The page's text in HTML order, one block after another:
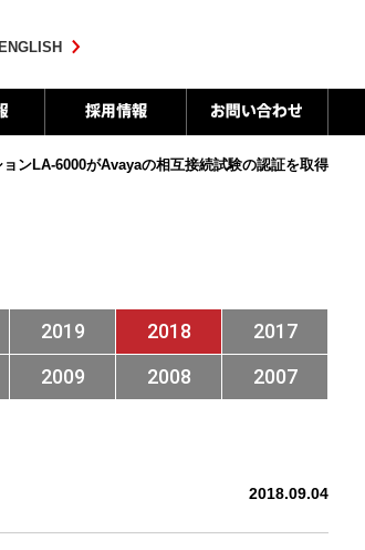
ENGLISH
ンLA-6000がAvayaの相互接続試験の認証を取得
2019 2018
2017
2009 2008
2007
2018.09.04